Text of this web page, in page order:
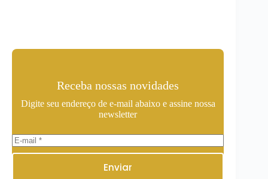
Receba nossas novidades
Digite seu endereço de e-mail abaixo e assine nossa
newsletter
Enviar